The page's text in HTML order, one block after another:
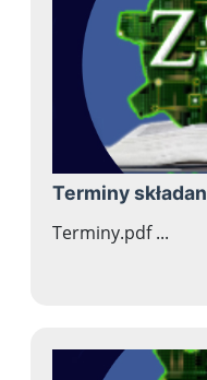
Terminy
Terminy.pdf ...